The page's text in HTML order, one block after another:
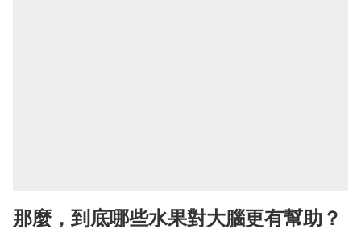
那麼，到底哪些水果對大腦更有幫助？